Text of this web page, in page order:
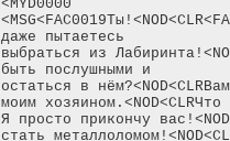
<MYD0000
даже пытаетесь
выбраться из
быть послушными и
остаться в
моим хозяином.<NOD<CLRЧто
Я просто прикончу
стать